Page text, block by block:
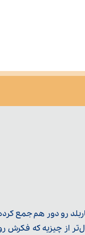
رو دور هم جمع
از چیزیه که فکرش